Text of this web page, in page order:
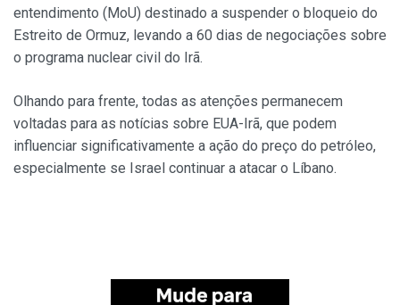
entendimento (MoU) destinado a suspender o bloqueio do
Estreito de Ormuz, levando a 60 dias de negociações sobre
o programa nuclear civil do Irã.
Olhando para frente, todas as atenções permanecem
voltadas para as notícias sobre EUA-Irã, que podem
influenciar significativamente a ação do preço do petróleo,
especialmente se Israel continuar a atacar o Líbano.